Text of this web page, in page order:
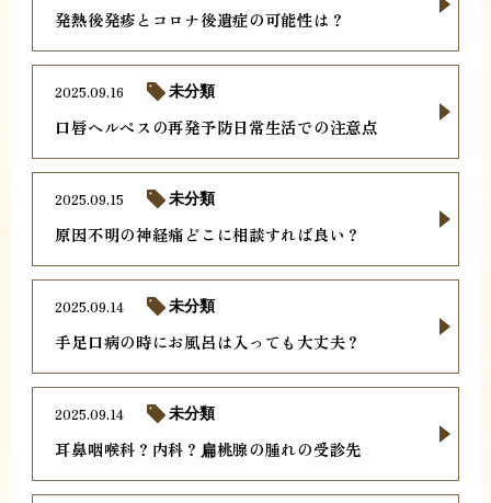
発熱後発疹とコロナ後遺症の可能性は？
口唇ヘルペスの再発予防日常生活での注意点
2025.09.16 未分類
原因不明の神経痛どこに相談すれば良い？
2025.09.15 未分類
手足口病の時にお風呂は入っても大丈夫？
2025.09.14 未分類
耳鼻咽喉科？内科？扁桃腺の腫れの受診先
2025.09.14 未分類